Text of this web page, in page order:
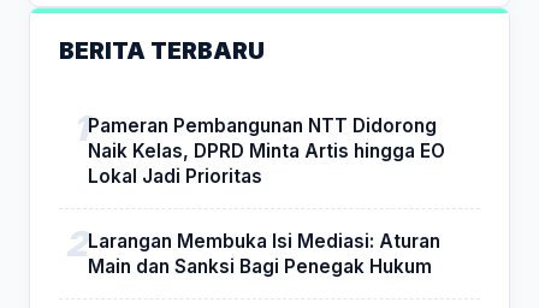
BERITA TERBARU
Pameran Pembangunan NTT Didorong
Naik Kelas, DPRD Minta Artis hingga EO
Lokal Jadi Prioritas
Larangan Membuka Isi Mediasi: Aturan
Main dan Sanksi Bagi Penegak Hukum